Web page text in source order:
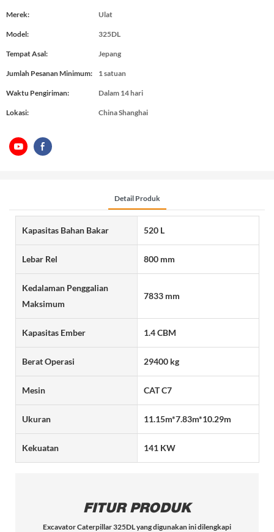
Merek: Ulat
Model: 325DL
Tempat Asal: Jepang
Jumlah Pesanan Minimum: 1 satuan
Waktu Pengiriman: Dalam 14 hari
Lokasi: China Shanghai
Detail Produk
Kapasitas Bahan Bakar 520 L
Lebar Rel 800 mm
Kedalaman Penggalian
Maksimum
7833 mm
Kapasitas Ember 1.4 CBM
Berat Operasi 29400 kg
Mesin CAT C7
Ukuran 11.15m*7.83m*10.29m
Kekuatan 141 KW
FITUR PRODUK
Excavator Caterpillar 325DL yang digunakan ini dilengkapi